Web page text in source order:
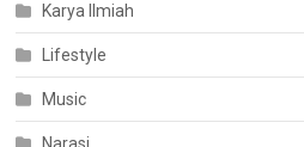
Karya Ilmiah
Lifestyle
Music